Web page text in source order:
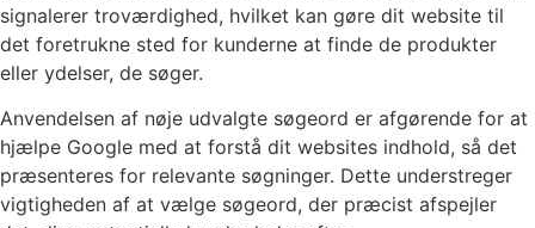
signalerer troværdighed, hvilket kan gøre dit website til
det foretrukne sted for kunderne at finde de produkter
eller ydelser, de søger.
Anvendelsen af nøje udvalgte søgeord er afgørende for at
hjælpe Google med at forstå dit websites indhold, så det
præsenteres for relevante søgninger. Dette understreger
vigtigheden af at vælge søgeord, der præcist afspejler